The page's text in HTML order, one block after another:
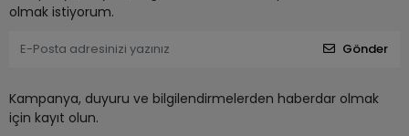
olmak istiyorum.
Gönder
Kampanya, duyuru ve bilgilendirmelerden haberdar olmak
için kayıt olun.